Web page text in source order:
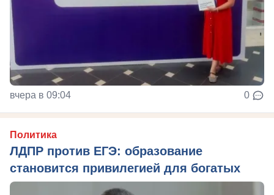
вчера в 09:04 0
Политика
ЛДПР против ЕГЭ: образование
становится привилегией для богатых